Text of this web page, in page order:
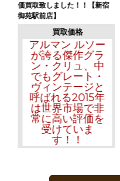
価買取致しました！！【新宿
御苑駅前店】
買取価格
アルマン ルソー
が誇る傑作グラ
ン・クリュ、中
でもグレート・
ヴィンテージと
呼ばれる2015年
は世界市場で非
常に高い評価を
受けていま
す！！